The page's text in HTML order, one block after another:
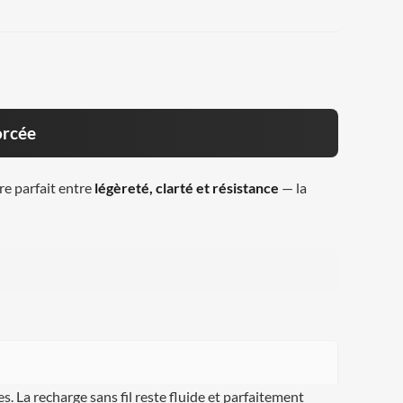
parfait entre légèreté, clarté et résistance — la
La recharge sans fil reste fluide et parfaitement